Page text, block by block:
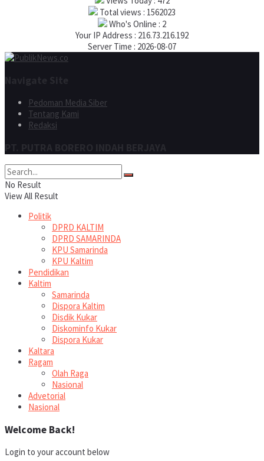
Total views : 1562023
Who's Online : 2
Your IP Address : 216.73.216.192
Server Time : 2026-08-07
Pedoman Media Siber
Tentang Kami
Redaksi
No Result
View All Result
Politik
DPRD KALTIM
DPRD SAMARINDA
KPU Samarinda
KPU Kaltim
Pendidikan
Kaltim
Samarinda
Dispora Kaltim
Disdik Kukar
Diskominfo Kukar
Dispora Kukar
Kaltara
Ragam
Olah Raga
Nasional
Advetorial
Nasional
Welcome Back!
Login to your account below